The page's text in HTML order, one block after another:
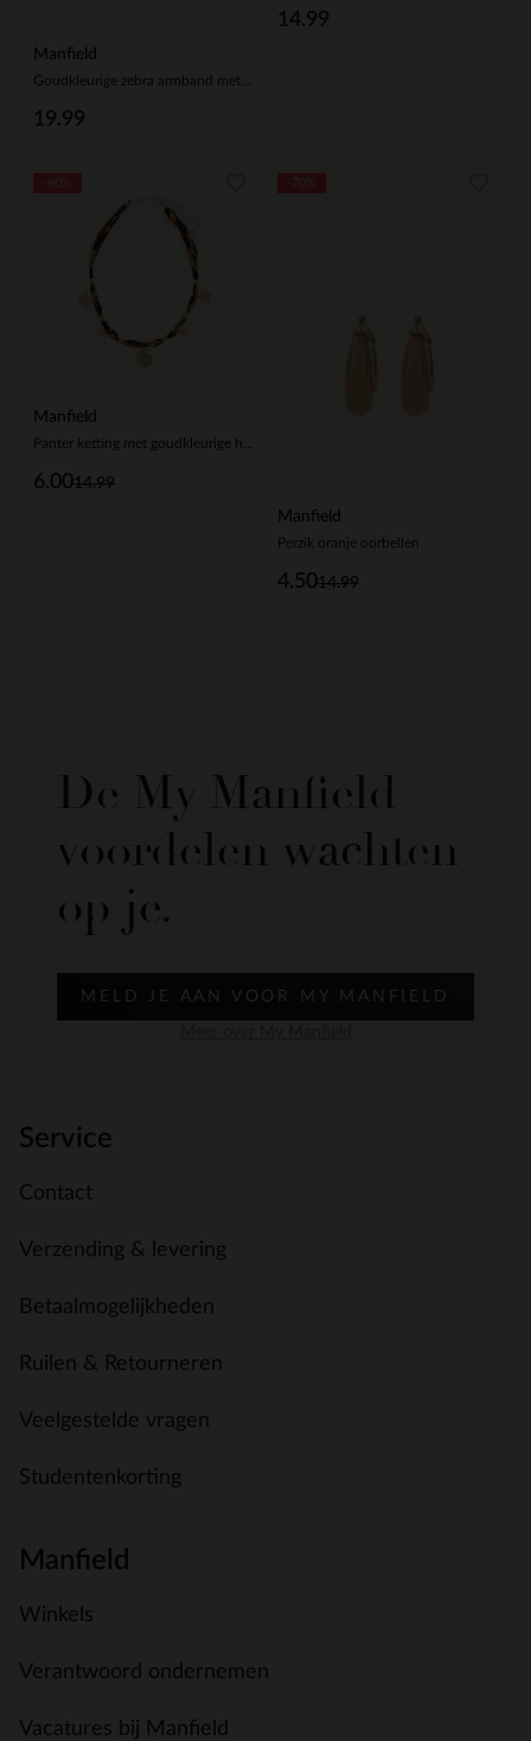
Manfield
19.99
14.99
Manfield
14.99
6.00
Manfield
Perzik oranje oorbellen
14.99
4.50
De My Manfield
voordelen wachten
op je.
MELD JE AAN VOOR MY MANFIELD
Service
Contact
Verzending & levering
Betaalmogelijkheden
Ruilen & Retourneren
Veelgestelde vragen
Studentenkorting
Manfield
Winkels
Verantwoord ondernemen
Vacatures bij Manfield